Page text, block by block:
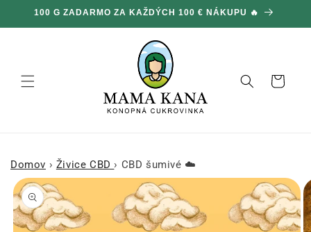
a prejsť
na obsah
100 G ZADARMO ZA KAŽDÝCH 100 € NÁKUPU 🔥
Košík
Domov › Živice CBD › CBD šumivé ☁️
Prejsť na
informácie
o produkte